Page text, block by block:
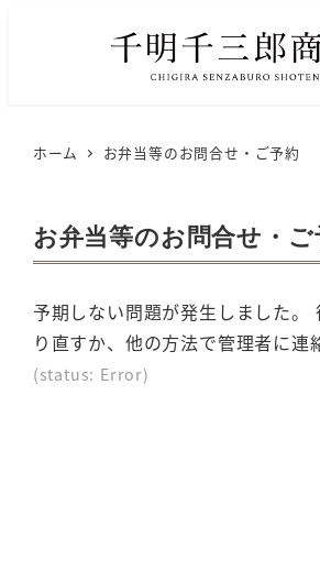
ホーム お弁当等のお問合せ・ご予約
お弁当等のお問合せ・ご
予期しない問題が発生しました。
り直すか、他の方法で管理者に連
(status: Error)